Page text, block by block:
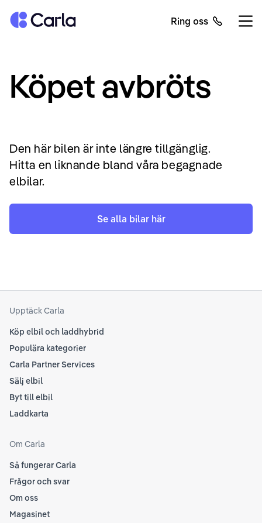
Tillbaka till startsidan Ring oss
Köpet avbröts
Den här bilen är inte längre tillgänglig.
Hitta en liknande bland våra begagnade
elbilar.
Se alla bilar här
Upptäck Carla
Köp elbil och laddhybrid
Populära kategorier
Carla Partner Services
Sälj elbil
Byt till elbil
Laddkarta
Om Carla
Så fungerar Carla
Frågor och svar
Om oss
Magasinet